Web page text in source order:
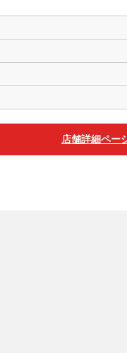
店舗詳細ペー